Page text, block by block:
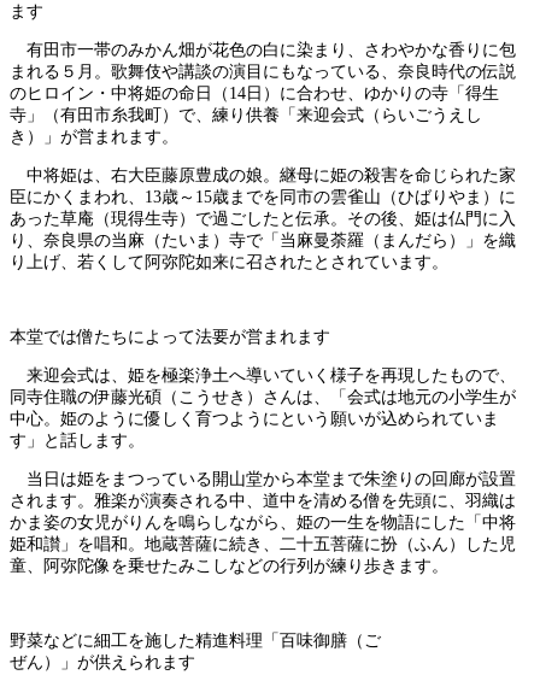
ます
有田市一帯のみかん畑が花色の白に染まり、さわやかな香りに包
まれる５月。歌舞伎や講談の演目にもなっている、奈良時代の伝説
のヒロイン・中将姫の命日（14日）に合わせ、ゆかりの寺「得生
寺」（有田市糸我町）で、練り供養「来迎会式（らいごうえし
き）」が営まれます。
中将姫は、右大臣藤原豊成の娘。継母に姫の殺害を命じられた家
臣にかくまわれ、13歳～15歳までを同市の雲雀山（ひばりやま）に
あった草庵（現得生寺）で過ごしたと伝承。その後、姫は仏門に入
り、奈良県の当麻（たいま）寺で「当麻曼荼羅（まんだら）」を織
り上げ、若くして阿弥陀如来に召されたとされています。
本堂では僧たちによって法要が営まれます
来迎会式は、姫を極楽浄土へ導いていく様子を再現したもので、
同寺住職の伊藤光碩（こうせき）さんは、「会式は地元の小学生が
中心。姫のように優しく育つようにという願いが込められていま
す」と話します。
当日は姫をまつっている開山堂から本堂まで朱塗りの回廊が設置
されます。雅楽が演奏される中、道中を清める僧を先頭に、羽織は
かま姿の女児がりんを鳴らしながら、姫の一生を物語にした「中将
姫和讃」を唱和。地蔵菩薩に続き、二十五菩薩に扮（ふん）した児
童、阿弥陀像を乗せたみこしなどの行列が練り歩きます。
野菜などに細工を施した精進料理「百味御膳（ご
ぜん）」が供えられます